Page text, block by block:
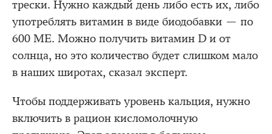
трески. Нужно каждый день либо есть их, либо
употреблять витамин в виде биодобавки — по
600 МЕ. Можно получить витамин D и от
солнца, но это количество будет слишком мало
в наших широтах, сказал эксперт.
Чтобы поддерживать уровень кальция, нужно
включить в рацион кисломолочную